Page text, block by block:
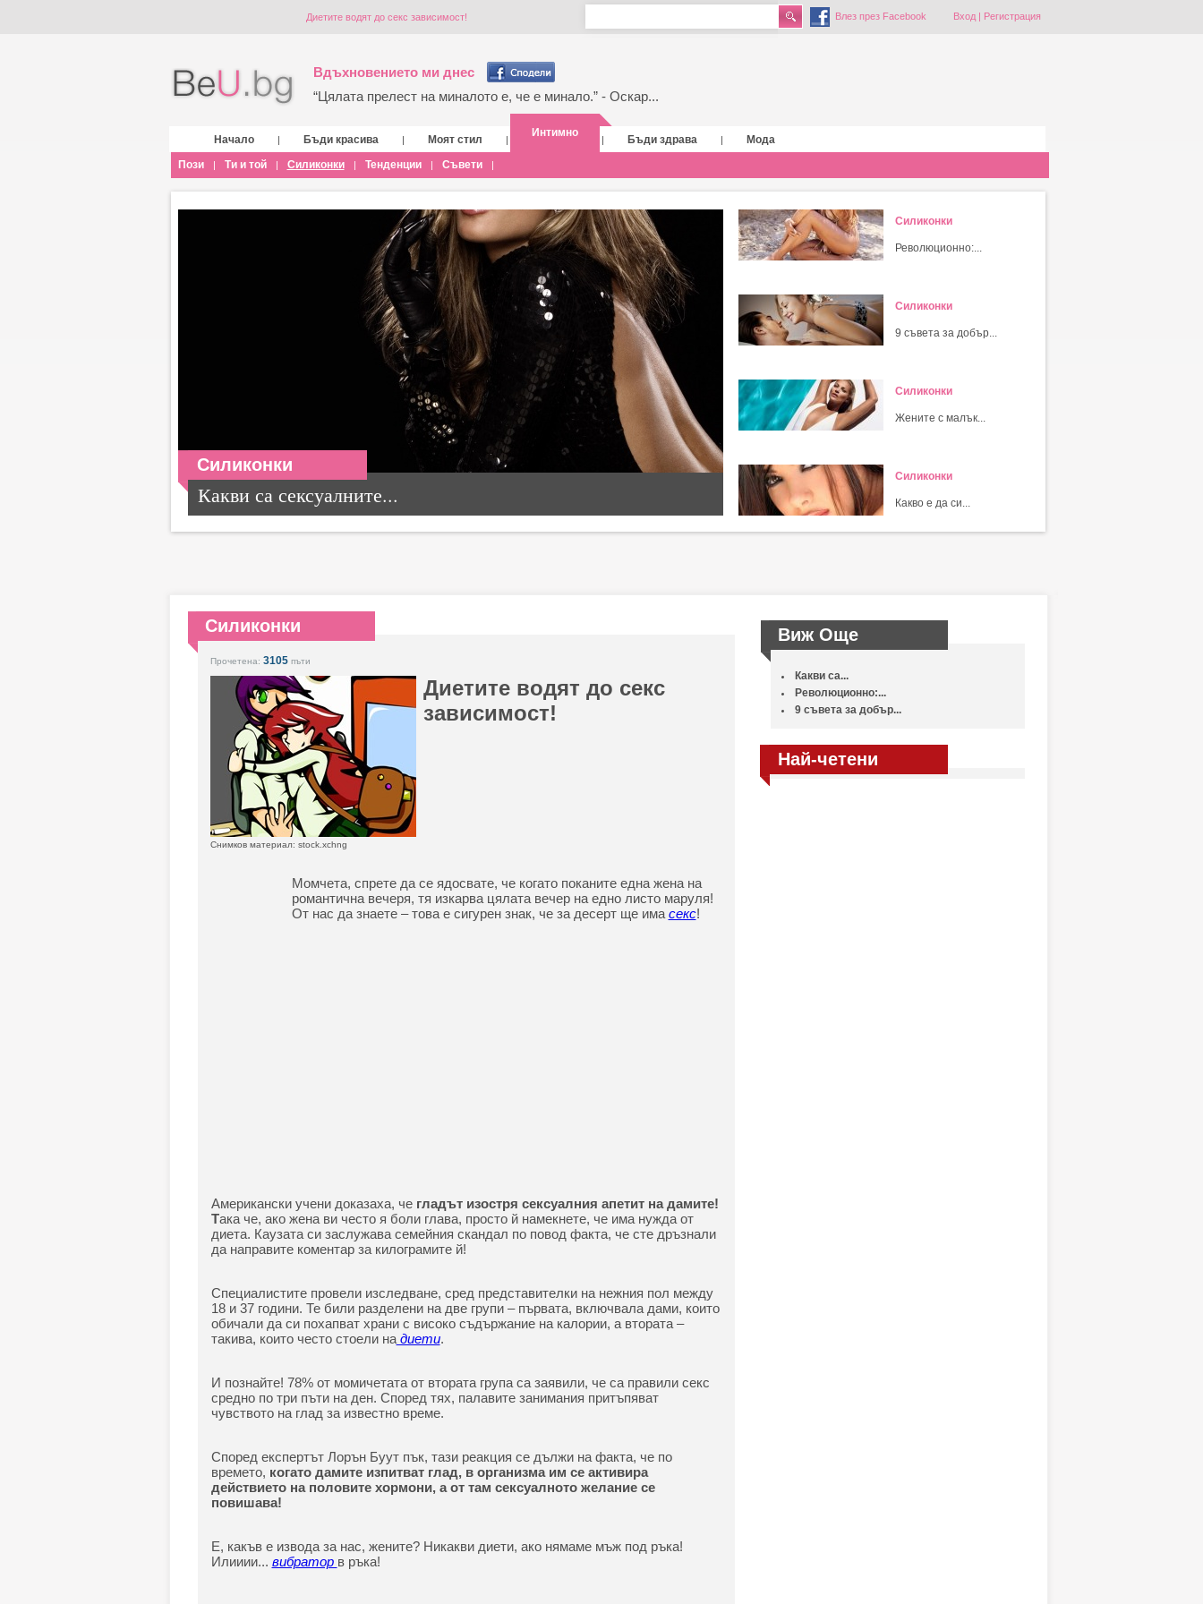
Диетите водят до секс зависимост! Влез през Facebook Вход| Регистрация
Вдъхновението ми днес
“Цялата прелест на миналото е, че е минало.” - Оскар...
Начало | Бъди красива | Моят стил |
Интимно
| Бъди здрава |
Мода
Пози
| Ти и той | Силиконки | Тенденции | Съвети |
Силиконки
Какви са сексуалните...
Силиконки
Революционно:...
Силиконки
9 съвета за добър...
Силиконки
Жените с малък...
Силиконки
Какво е да си...
Силиконки
Прочетена: 3105пъти
Диетите водят до секс
зависимост!
Снимков материал: stock.xchng
Момчета, спрете да се ядосвате, че когато поканите една жена на
романтична вечеря, тя изкарва цялата вечер на едно листо маруля!
От нас да знаете – това е сигурен знак, че за десерт ще има секс!
Американски учени доказаха, чегладът изостря сексуалния апетит на дамите!
Така че, ако жена ви често я боли глава, просто й намекнете, че има нужда от
диета. Каузата си заслужава семейния скандал по повод факта, че сте дръзнали
да направите коментар за килограмите й!
Специалистите провели изследване, сред представителки на нежния пол между
18 и 37 години. Те били разделени на две групи – първата, включвала дами, които
обичали да си похапват храни с високо съдържание на калории, а втората –
такива, които често стоели надиети.
И познайте! 78% от момичетата от втората група са заявили, че са правили секс
средно по три пъти на ден. Според тях, палавите занимания притъпяват
чувството на глад за известно време.
Според експертът Лорън Буут пък, тази реакция се дължи на факта, че по
времето, когато дамите изпитват глад, в организма им се активира
действието на половите хормони, а от там сексуалното желание се
повишава!
Е, какъв е извода за нас, жените? Никакви диети, ако нямаме мъж под ръка!
Илииии... вибратор в ръка!
Виж Още
Какви са...
Революционно:...
9 съвета за добър...
Най-четени